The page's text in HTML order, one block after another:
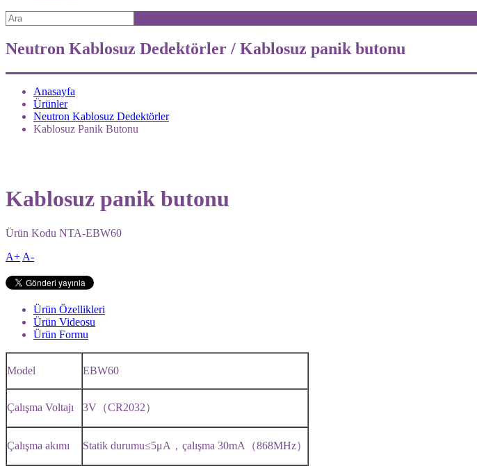
Neutron Kablosuz Dedektörler / Kablosuz panik butonu
Anasayfa
Ürünler
Neutron Kablosuz Dedektörler
Kablosuz Panik Butonu
Kablosuz panik butonu
Ürün Kodu NTA-EBW60
A+ A-
Ürün Özellikleri
Ürün Videosu
Ürün Formu
Model EBW60
Çalışma Voltajı 3V（CR2032）
Çalışma akımı Statik durumu≤5μA，çalışma 30mA（868MHz）